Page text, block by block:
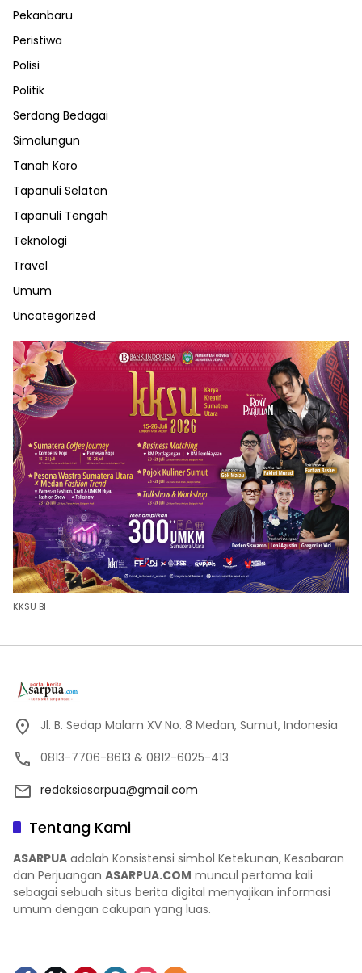
Pekanbaru
Peristiwa
Polisi
Politik
Serdang Bedagai
Simalungun
Tanah Karo
Tapanuli Selatan
Tapanuli Tengah
Teknologi
Travel
Umum
Uncategorized
KKSU BI
Jl. B. Sedap Malam XV No. 8 Medan, Sumut, Indonesia
0813-7706-8613 & 0812-6025-413
redaksiasarpua@gmail.com
Tentang Kami
ASARPUA adalah Konsistensi simbol Ketekunan, Kesabaran
dan Perjuangan ASARPUA.COM muncul pertama kali
sebagai sebuah situs berita digital menyajikan informasi
umum dengan cakupan yang luas.